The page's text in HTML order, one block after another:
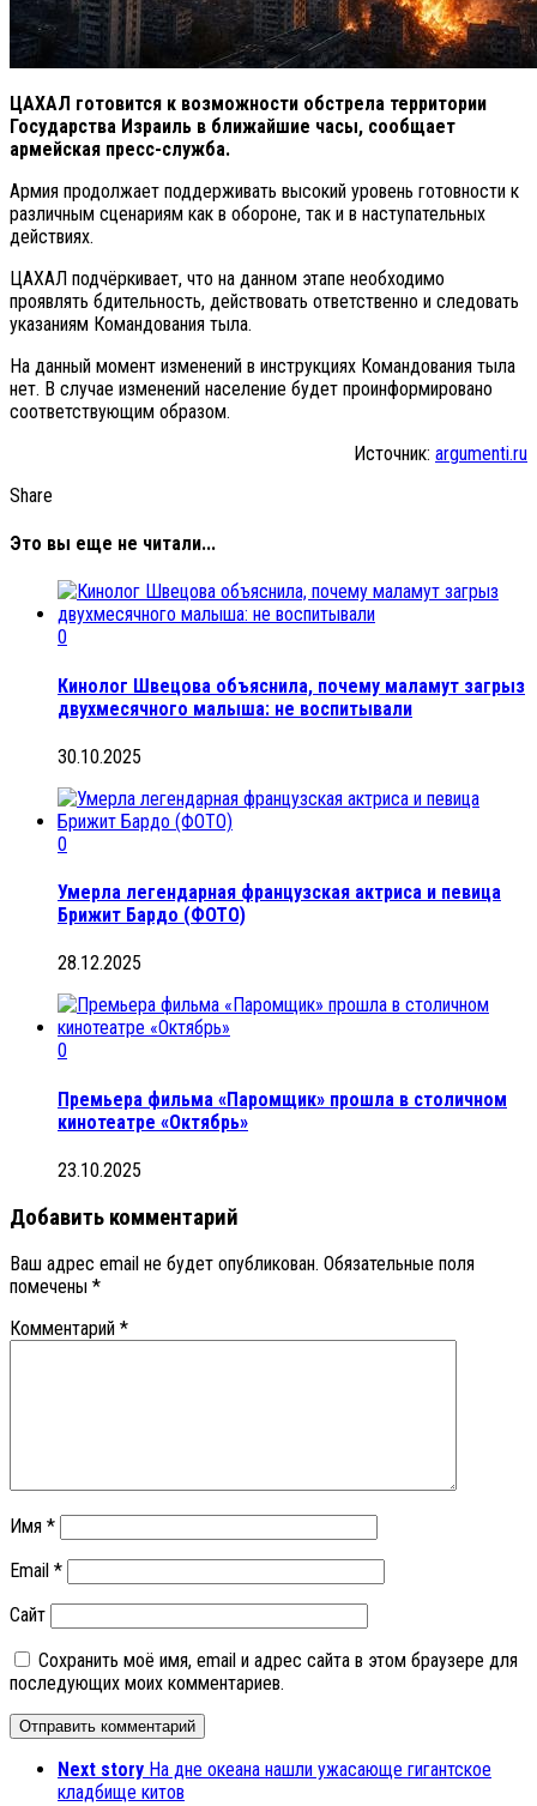
ЦАХАЛ готовится к возможности обстрела территории
Государства Израиль в ближайшие часы, сообщает
армейская пресс-служба.
Армия продолжает поддерживать высокий уровень готовности к
различным сценариям как в обороне, так и в наступательных
действиях.
ЦАХАЛ подчёркивает, что на данном этапе необходимо
проявлять бдительность, действовать ответственно и следовать
указаниям Командования тыла.
На данный момент изменений в инструкциях Командования тыла
нет. В случае изменений население будет проинформировано
соответствующим образом.
Источник: argumenti.ru
Share
Это вы еще не читали...
0
Кинолог Швецова объяснила, почему маламут загрыз
двухмесячного малыша: не воспитывали
30.10.2025
0
Умерла легендарная французская актриса и певица
Брижит Бардо (ФОТО)
28.12.2025
0
Премьера фильма «Паромщик» прошла в столичном
кинотеатре «Октябрь»
23.10.2025
Добавить комментарий
Ваш адрес email не будет опубликован. Обязательные поля
помечены *
Комментарий *
Имя *
Email *
Сайт
Сохранить моё имя, email и адрес сайта в этом браузере для
последующих моих комментариев.
Next story На дне океана нашли ужасающе гигантское
кладбище китов